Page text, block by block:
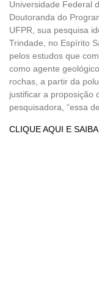
Universidade Federal
Doutoranda do
UFPR, sua pesquisa
Trindade, no Espírito
pelos estudos que
como agente
rochas, a partir da
justificar a
pesquisadora, “essa
CLIQUE AQUI E